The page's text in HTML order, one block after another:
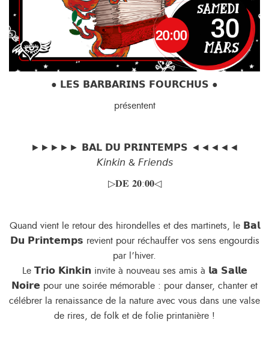
● 𝗟𝗘𝗦 𝗕𝗔𝗥𝗕𝗔𝗥𝗜𝗡𝗦 𝗙𝗢𝗨𝗥𝗖𝗛𝗨𝗦 ●
présentent
►►►►► 𝗕𝗔𝗟 𝗗𝗨 𝗣𝗥𝗜𝗡𝗧𝗘𝗠𝗣𝗦 ◄◄◄◄◄
𝘒𝘪𝘯𝘬𝘪𝘯 & 𝘍𝘳𝘪𝘦𝘯𝘥𝘴
▷𝐃𝐄 𝟐𝟎:𝟎𝟎◁
Quand vient le retour des hirondelles et des martinets, le 𝗕𝗮𝗹
𝗗𝘂 𝗣𝗿𝗶𝗻𝘁𝗲𝗺𝗽𝘀 revient pour réchauffer vos sens engourdis
par l’hiver.
Le 𝗧𝗿𝗶𝗼 𝗞𝗶𝗻𝗸𝗶𝗻 invite à nouveau ses amis à 𝗹𝗮 𝗦𝗮𝗹𝗹𝗲
𝗡𝗼𝗶𝗿𝗲 pour une soirée mémorable : pour danser, chanter et
célébrer la renaissance de la nature avec vous dans une valse
de rires, de folk et de folie printanière !